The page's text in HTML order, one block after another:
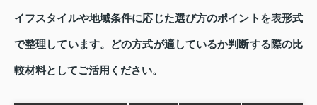
イフスタイルや地域条件に応じた選び方のポイントを表形式
で整理しています。どの方式が適しているか判断する際の比
較材料としてご活用ください。